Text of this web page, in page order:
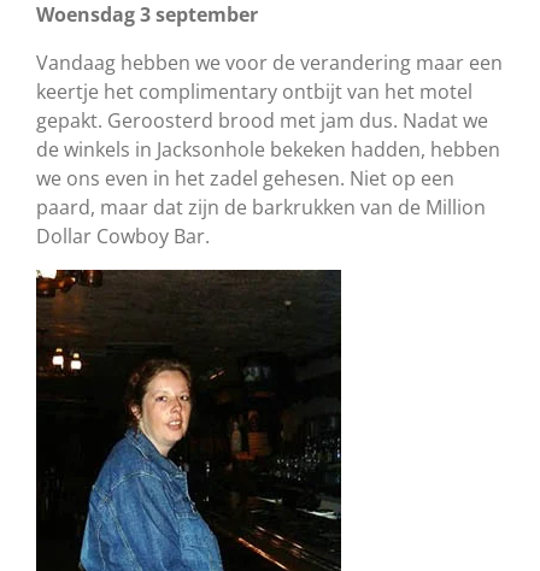
Woensdag 3 september
Vandaag hebben we voor de verandering maar een
keertje het complimentary ontbijt van het motel
gepakt. Geroosterd brood met jam dus. Nadat we
de winkels in Jacksonhole bekeken hadden, hebben
we ons even in het zadel gehesen. Niet op een
paard, maar dat zijn de barkrukken van de Million
Dollar Cowboy Bar.